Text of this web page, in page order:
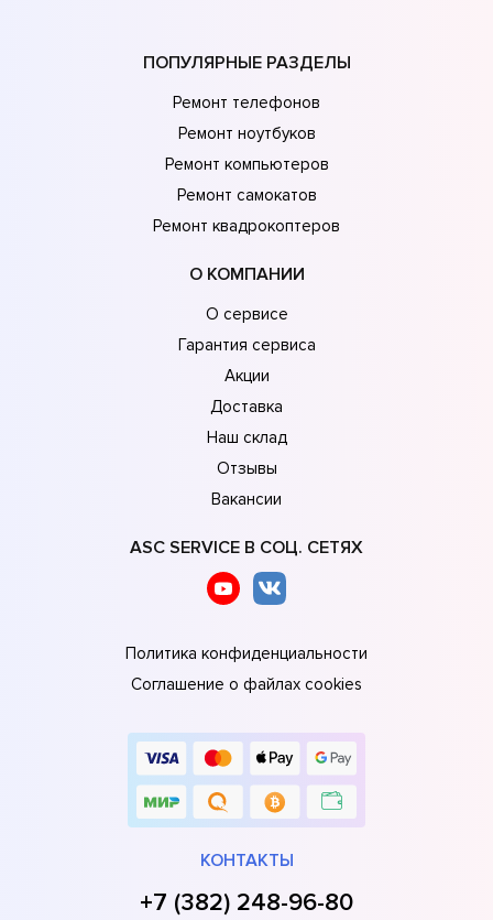
ПОПУЛЯРНЫЕ РАЗДЕЛЫ
Ремонт телефонов
Ремонт ноутбуков
Ремонт компьютеров
Ремонт самокатов
Ремонт квадрокоптеров
О КОМПАНИИ
О сервисе
Гарантия сервиса
Акции
Доставка
Наш склад
Отзывы
Вакансии
ASC SERVICE В СОЦ. СЕТЯХ
Политика конфиденциальности
Соглашение о файлах cookies
КОНТАКТЫ
+7 (382) 248-96-80